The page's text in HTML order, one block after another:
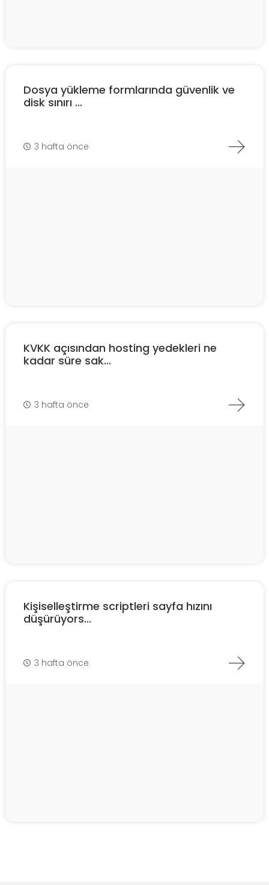
Dosya yükleme formlarında güvenlik ve
disk sınırı ...
3 hafta önce
KVKK açısından hosting yedekleri ne
kadar süre sak...
3 hafta önce
Kişiselleştirme scriptleri sayfa hızını
düşürüyors...
3 hafta önce